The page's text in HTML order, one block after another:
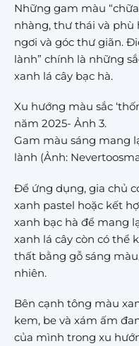
Những gam màu
nhàng, thư thái và
ngơi và góc thư giãn.
lành” chính là những
xanh lá cây bạc hà.
Xu hướng màu sắc
năm 2025- Ảnh 3.
Gam màu sáng mang
lành (Ảnh:
Để ứng dụng, gia chủ
xanh pastel hoặc kết
xanh bạc hà để mang
xanh lá cây còn có thể
thất bằng gỗ sáng
nhiên.
Bên cạnh tông màu
kem, be và xám ấm
của mình trong xu